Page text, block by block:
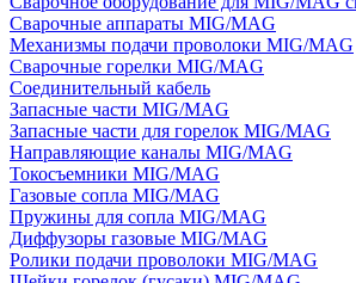
Сварочные аппараты MIG/MAG
Механизмы подачи проволоки MIG/MAG
Сварочные горелки MIG/MAG
Соединительный кабель
Запасные части MIG/MAG
Запасные части для горелок MIG/MAG
Направляющие каналы MIG/MAG
Токосъемники MIG/MAG
Газовые сопла MIG/MAG
Пружины для сопла MIG/MAG
Диффузоры газовые MIG/MAG
Ролики подачи проволоки MIG/MAG